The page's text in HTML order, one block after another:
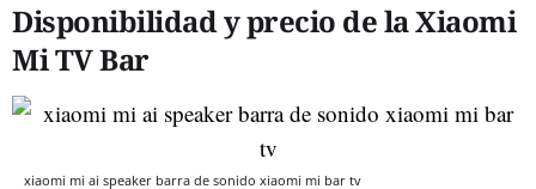
Disponibilidad y precio de la Xiaomi
Mi TV Bar
xiaomi mi ai speaker barra de sonido xiaomi mi bar tv